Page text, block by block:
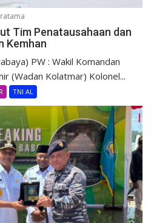
Tim Penatausahaan dan
Kemhan
PW : Wakil Komandan
(Wadan Kolatmar) Kolonel...
TNI AL